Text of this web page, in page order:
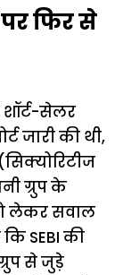
फिर से
सेलर
जारी की थी,
ग्रुप के
लेकर सवाल
SEBI की
से जुड़े